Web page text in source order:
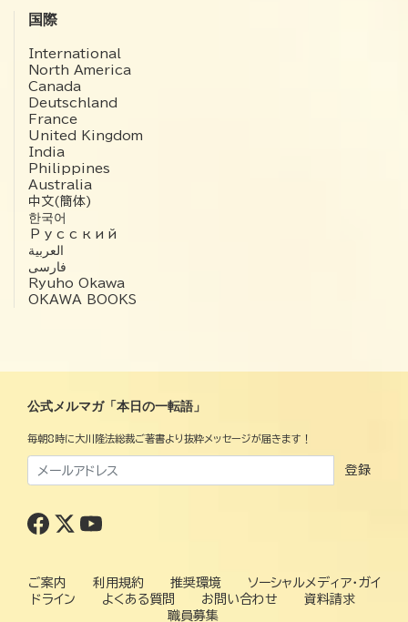
国際
International
North America
Canada
Deutschland
France
United Kingdom
India
Philippines
Australia
中文(簡体)
한국어
Русский
العربية‏
فارسی
Ryuho Okawa
OKAWA BOOKS
公式メルマガ「本日の一転語」
毎朝8時に大川隆法総裁ご著書より抜粋メッセージが届きます！
登録
ご案内 利用規約 推奨環境
ソーシャルメディア・ガイ
ドライン
よくある質問 お問い合わせ
資料請求
職員募集